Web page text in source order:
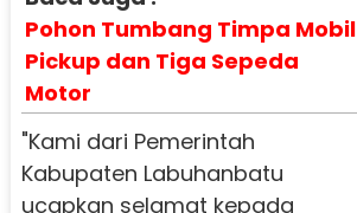
Pohon Tumbang Timpa Mobil
Pickup dan Tiga Sepeda
Motor
"Kami dari Pemerintah
Kabupaten Labuhanbatu
ucapkan selamat kepada